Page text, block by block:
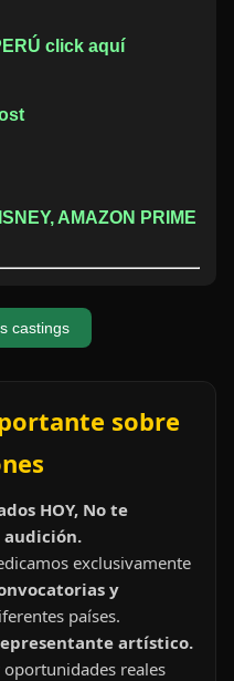
click aquí
AMAZON PRIME
castings
sobre
HOY, No te
audición.
exclusivamente
y
países.
artístico.
reales